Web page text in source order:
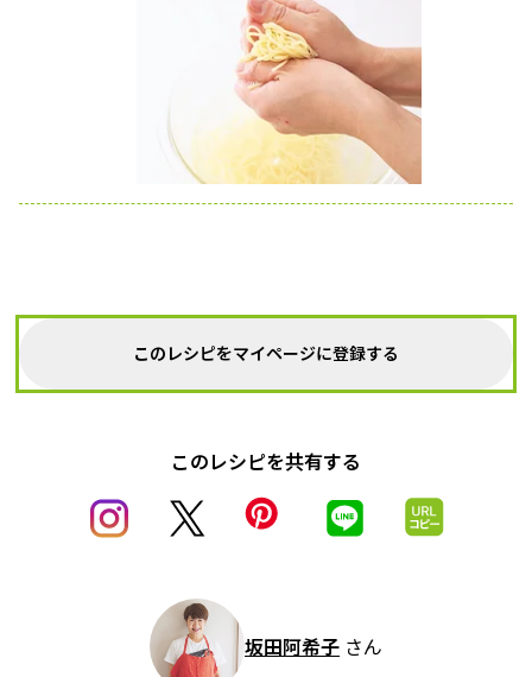
このレシピをマイページに登録する
このレシピを共有する
坂田阿希子 さん